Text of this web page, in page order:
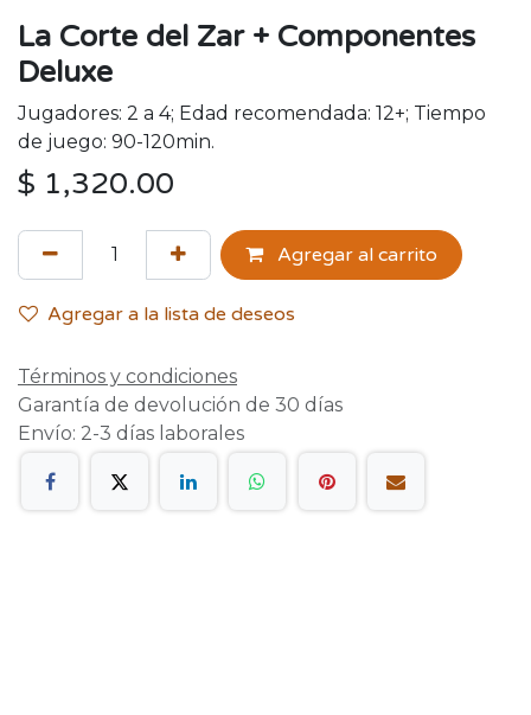
La Corte del Zar + Componentes
Deluxe
Jugadores: 2 a 4; Edad recomendada: 12+; Tiempo
de juego: 90-120min.
$ 1,320.00
Agregar al carrito
Agregar a la lista de deseos
Términos y condiciones
Garantía de devolución de 30 días
Envío: 2-3 días laborales